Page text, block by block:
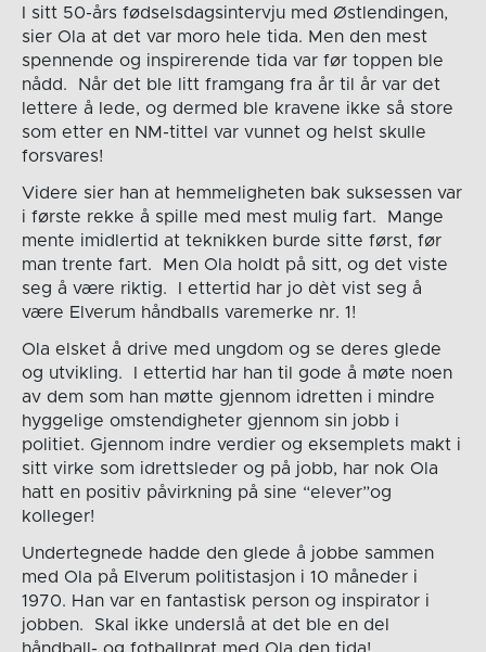
I sitt 50-års fødselsdagsintervju med Østlendingen,
sier Ola at det var moro hele tida. Men den mest
spennende og inspirerende tida var før toppen ble
nådd. Når det ble litt framgang fra år til år var det
lettere å lede, og dermed ble kravene ikke så store
som etter en NM-tittel var vunnet og helst skulle
forsvares!
Videre sier han at hemmeligheten bak suksessen var
i første rekke å spille med mest mulig fart. Mange
mente imidlertid at teknikken burde sitte først, før
man trente fart. Men Ola holdt på sitt, og det viste
seg å være riktig. I ettertid har jo dèt vist seg å
være Elverum håndballs varemerke nr. 1!
Ola elsket å drive med ungdom og se deres glede
og utvikling. I ettertid har han til gode å møte noen
av dem som han møtte gjennom idretten i mindre
hyggelige omstendigheter gjennom sin jobb i
politiet. Gjennom indre verdier og eksemplets makt i
sitt virke som idrettsleder og på jobb, har nok Ola
hatt en positiv påvirkning på sine “elever”og
kolleger!
Undertegnede hadde den glede å jobbe sammen
med Ola på Elverum politistasjon i 10 måneder i
1970. Han var en fantastisk person og inspirator i
jobben. Skal ikke underslå at det ble en del